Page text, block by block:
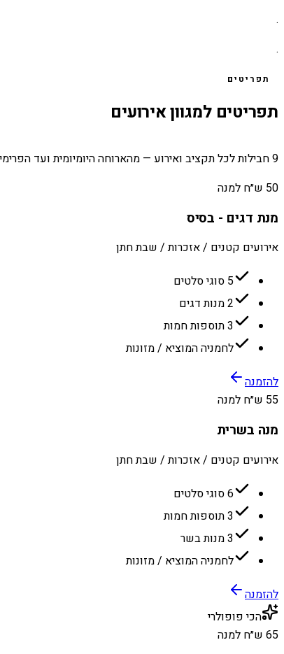
.
.
תפריטים
תפריטים למגוון אירועים
9 חבילות לכל תקציב ואירוע — מהארוחה היומיומית ועד הפרימיום VIP.
50 ש״ח למנה
מנת דגים - בסיס
אירועים קטנים / אזכרות / שבת חתן
5 סוגי סלטים
2 מנות דגים
3 תוספות חמות
לחמניה המוציא / מזונות
להזמנה
55 ש״ח למנה
מנה בשרית
אירועים קטנים / אזכרות / שבת חתן
6 סוגי סלטים
3 תוספות חמות
3 מנות בשר
לחמניה המוציא / מזונות
להזמנה
הכי פופולרי
65 ש״ח למנה